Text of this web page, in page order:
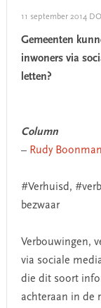
11 september 2014
Gemeenten
inwoners via
letten?
Column
– Rudy Boonman
#Verhuisd,
bezwaar
Verbouwingen,
via sociale
die dit soort
achteraan in de